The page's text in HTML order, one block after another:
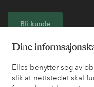
Dine
Ellos benytter seg av
slik at nettstedet skal
Bli kunde
* Se tilbudsvilkår ved
Trenger du hjelp?